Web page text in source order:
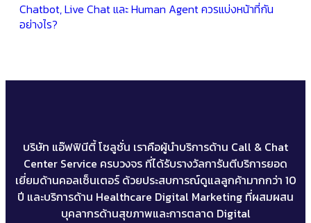
Chatbot, Live Chat และ Human Agent ควรแบ่งหน้าที่กัน
อย่างไร?
บริษัท แอ๊ฟฟินีตี้ โซลูชั่น เราคือผู้นำบริการด้าน Call & Chat
Center Service ครบวงจร ที่ได้รับรางวัลการันตีบริการยอด
เยี่ยมด้านคอลเซ็นเตอร์ ด้วยประสบการณ์ดูแลลูกค้ามากกว่า 10
ปี และบริการด้าน Healthcare Digital Marketing ที่ผสมผสน
บุคลากรด้านสุขภาพและการตลาด Digital